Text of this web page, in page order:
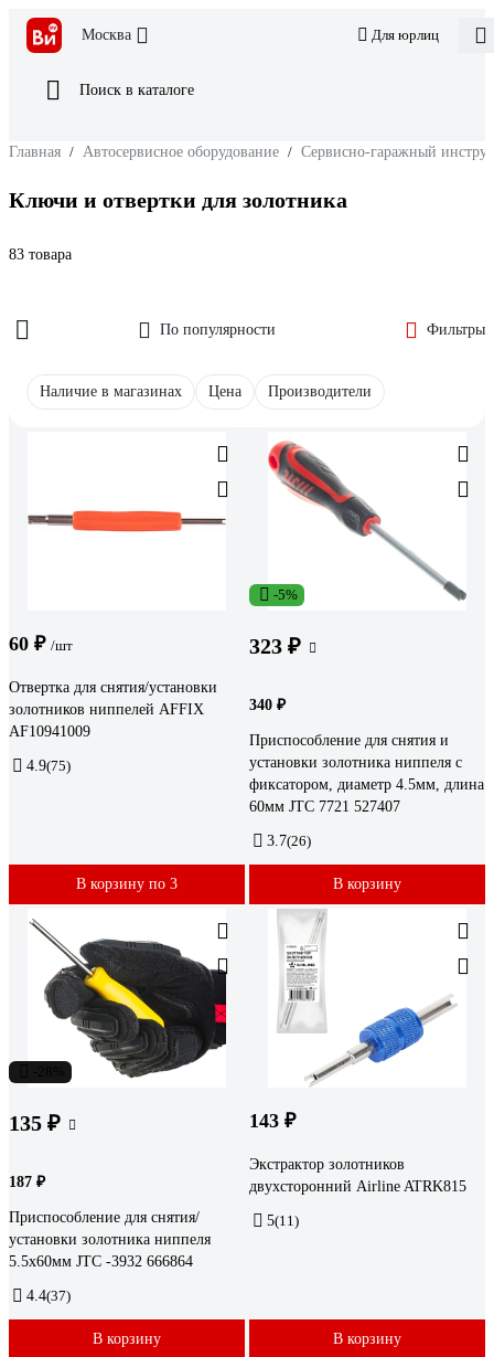
Москва Для юрлиц
Поиск в каталоге
Главная / Автосервисное оборудование / Сервисно-гаражный
Ключи и отвертки для золотника
83 товара
По популярности Фильтры
Наличие в магазинах Цена Производители
60 ₽ /шт
Отвертка для снятия/установки
золотников ниппелей AFFIX
AF10941009
4.9(75)
В корзину по 3
-5%
323 ₽
340 ₽
Приспособление для снятия и
установки золотника ниппеля с
фиксатором, диаметр 4.5мм, длина
60мм JTC 7721 527407
3.7(26)
В корзину
135 ₽
187 ₽
Приспособление для снятия/
установки золотника ниппеля
5.5x60мм JTC -3932 666864
4.4(37)
В корзину
143 ₽
Экстрактор золотников
двухсторонний Airline ATRK815
5(11)
В корзину